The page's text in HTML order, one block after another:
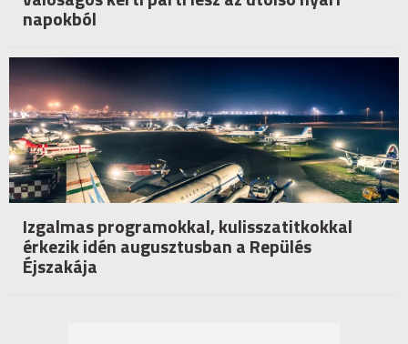
napokból
Izgalmas programokkal, kulisszatitkokkal
érkezik idén augusztusban a Repülés
Éjszakája